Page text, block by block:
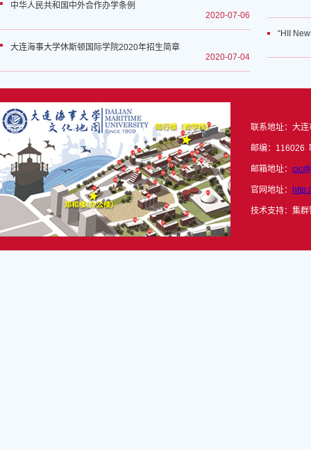
中华人民共和国中外合作办学条例
2020-07-06
大连海事大学休斯顿国际学院2020年招生简章
2020-07-04
“HII
联系地址：大
邮编：116026
邮箱地址：
官网地址：
技术支持：集群